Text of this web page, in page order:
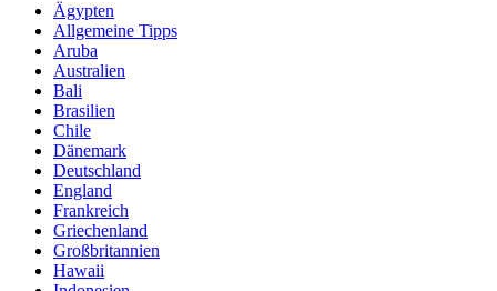
Ägypten
Allgemeine Tipps
Aruba
Australien
Bali
Brasilien
Chile
Dänemark
Deutschland
England
Frankreich
Griechenland
Großbritannien
Hawaii